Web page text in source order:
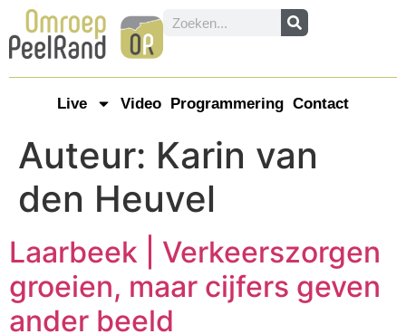
Live Video Programmering Contact
Auteur: Karin van
den Heuvel
Laarbeek | Verkeerszorgen
groeien, maar cijfers geven
ander beeld